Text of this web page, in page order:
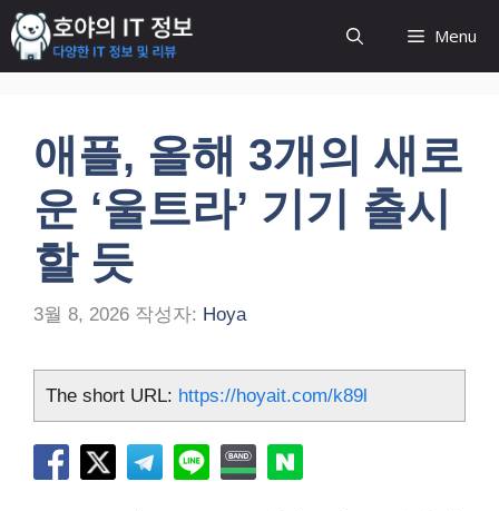
컨
텐
츠
Menu
애플, 올해 3개의 새로
운 ‘울트라’ 기기 출시
할 듯
3월 8, 2026 작성자: Hoya
The short URL: https://hoyait.com/k89l